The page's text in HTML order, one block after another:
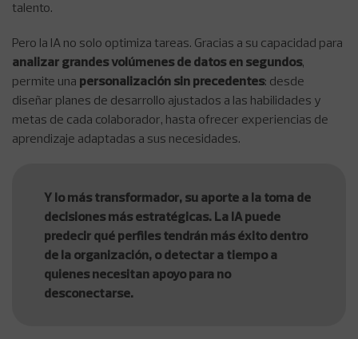
talento.
Pero la IA no solo optimiza tareas. Gracias a su capacidad para
analizar grandes volúmenes de datos en segundos,
permite una personalización sin precedentes: desde
diseñar planes de desarrollo ajustados a las habilidades y
metas de cada colaborador, hasta ofrecer experiencias de
aprendizaje adaptadas a sus necesidades.
Y lo más transformador, su aporte a la toma de
decisiones más estratégicas. La IA puede
predecir qué perfiles tendrán más éxito dentro
de la organización, o detectar a tiempo a
quienes necesitan apoyo para no
desconectarse.